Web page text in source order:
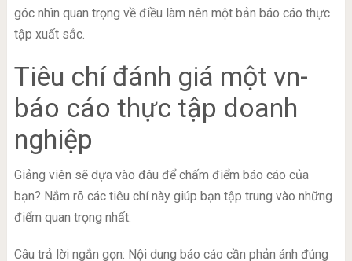
góc nhìn quan trọng về điều làm nên một bản báo cáo thực
tập xuất sắc.
Tiêu chí đánh giá một vn-
báo cáo thực tập doanh
nghiệp
Giảng viên sẽ dựa vào đâu để chấm điểm báo cáo của
bạn? Nắm rõ các tiêu chí này giúp bạn tập trung vào những
điểm quan trọng nhất.
Câu trả lời ngắn gọn: Nội dung báo cáo cần phản ánh đúng